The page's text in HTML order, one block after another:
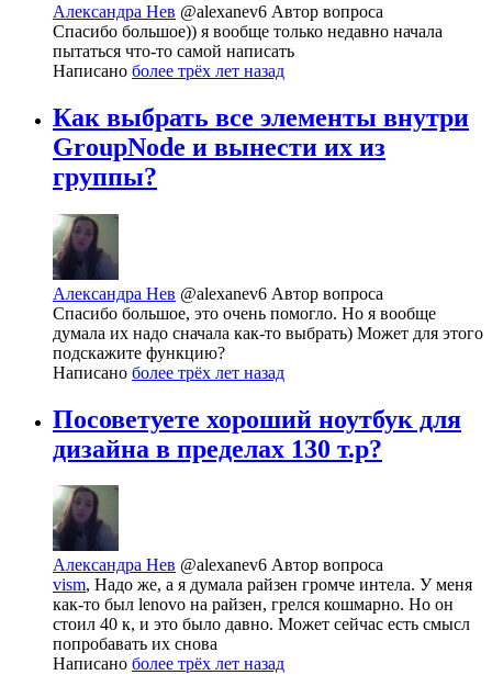
Александра Нев @alexanev6 Автор вопроса
Спасибо большое)) я вообще только недавно начала
пытаться что-то самой написать
Написано более трёх лет назад
Как выбрать все элементы внутри
GroupNode и вынести их из
группы?
Александра Нев @alexanev6 Автор вопроса
Спасибо большое, это очень помогло. Но я вообще
думала их надо сначала как-то выбрать) Может для этого
подскажите функцию?
Написано более трёх лет назад
Посоветуете хороший ноутбук для
дизайна в пределах 130 т.р?
Александра Нев @alexanev6 Автор вопроса
vism, Надо же, а я думала райзен громче интела. У меня
как-то был lenovo на райзен, грелся кошмарно. Но он
стоил 40 к, и это было давно. Может сейчас есть смысл
попробавать их снова
Написано более трёх лет назад